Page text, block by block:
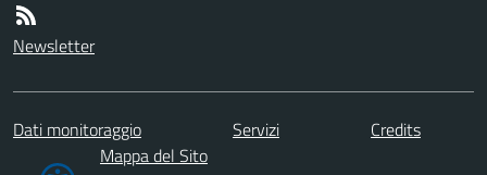
Newsletter
Dati monitoraggio Servizi
Credits
Mappa del Sito